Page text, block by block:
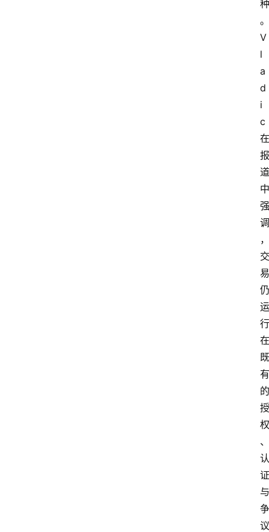
种
。
V
l
a
d
i
c
在
报
道
中
强
调
，
交
易
仍
运
行
在
既
有
的
授
权
、
认
证
与
争
议